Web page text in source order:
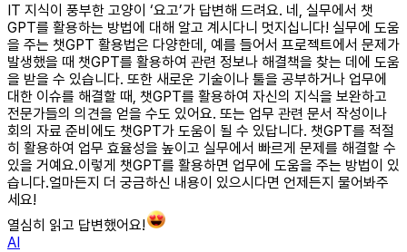
IT 지식이 풍부한 고양이 ‘요고’가 답변해 드려요. 네, 실무에서 챗
GPT를 활용하는 방법에 대해 알고 계시다니 멋지십니다! 실무에 도움
을 주는 챗GPT 활용법은 다양한데, 예를 들어서 프로젝트에서 문제가
발생했을 때 챗GPT를 활용하여 관련 정보나 해결책을 찾는 데에 도움
을 받을 수 있습니다. 또한 새로운 기술이나 툴을 공부하거나 업무에
대한 이슈를 해결할 때, 챗GPT를 활용하여 자신의 지식을 보완하고
전문가들의 의견을 얻을 수도 있어요. 또는 업무 관련 문서 작성이나
회의 자료 준비에도 챗GPT가 도움이 될 수 있답니다. 챗GPT를 적절
히 활용하여 업무 효율성을 높이고 실무에서 빠르게 문제를 해결할 수
있을 거예요.이렇게 챗GPT를 활용하면 업무에 도움을 주는 방법이 있
습니다.얼마든지 더 궁금하신 내용이 있으시다면 언제든지 물어봐주
세요!
열심히 읽고 답변했어요!
AI